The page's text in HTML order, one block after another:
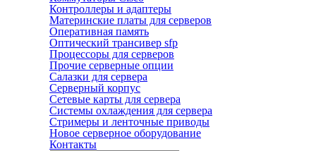
Контроллеры и адаптеры
Материнские платы для серверов
Оперативная память
Оптический трансивер sfp
Процессоры для серверов
Прочие серверные опции
Салазки для сервера
Серверный корпус
Сетевые карты для сервера
Системы охлаждения для сервера
Стримеры и ленточные приводы
Новое серверное оборудование
Контакты